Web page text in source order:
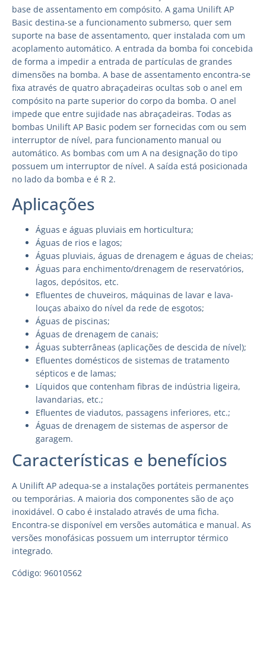
base de assentamento em compósito. A gama Unilift AP
Basic destina-se a funcionamento submerso, quer sem
suporte na base de assentamento, quer instalada com um
acoplamento automático. A entrada da bomba foi concebida
de forma a impedir a entrada de partículas de grandes
dimensões na bomba. A base de assentamento encontra-se
fixa através de quatro abraçadeiras ocultas sob o anel em
compósito na parte superior do corpo da bomba. O anel
impede que entre sujidade nas abraçadeiras. Todas as
bombas Unilift AP Basic podem ser fornecidas com ou sem
interruptor de nível, para funcionamento manual ou
automático. As bombas com um A na designação do tipo
possuem um interruptor de nível. A saída está posicionada
no lado da bomba e é R 2.
Aplicações
Águas e águas pluviais em horticultura;
Águas de rios e lagos;
Águas pluviais, águas de drenagem e águas de cheias;
Águas para enchimento/drenagem de reservatórios,
lagos, depósitos, etc.
Efluentes de chuveiros, máquinas de lavar e lava-
louças abaixo do nível da rede de esgotos;
Águas de piscinas;
Águas de drenagem de canais;
Águas subterrâneas (aplicações de descida de nível);
Efluentes domésticos de sistemas de tratamento
sépticos e de lamas;
Líquidos que contenham fibras de indústria ligeira,
lavandarias, etc.;
Efluentes de viadutos, passagens inferiores, etc.;
Águas de drenagem de sistemas de aspersor de
garagem.
Características e benefícios
A Unilift AP adequa-se a instalações portáteis permanentes
ou temporárias. A maioria dos componentes são de aço
inoxidável. O cabo é instalado através de uma ficha.
Encontra-se disponível em versões automática e manual. As
versões monofásicas possuem um interruptor térmico
integrado.
Código: 96010562